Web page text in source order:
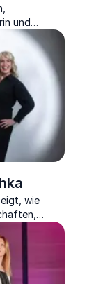
und
mit
wie
Menschen